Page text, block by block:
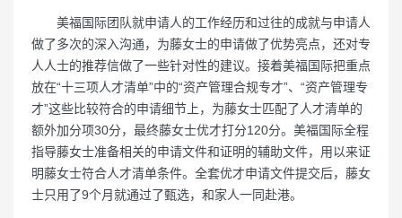
美福国际团队就申请人的工作经历和过往的成就与申请人
做了多次的深入沟通，为藤女士的申请做了优势亮点，还对专
人人士的推荐信做了一些针对性的建议。接着美福国际把重点
放在“十三项人才清单”中的“资产管理合规专才”、“资产管理专
才”这些比较符合的申请细节上，为藤女士匹配了人才清单的
额外加分项30分，最终藤女士优才打分120分。美福国际全程
指导藤女士准备相关的申请文件和证明的辅助文件，用以来证
明藤女士符合人才清单条件。全套优才申请文件提交后，藤女
士只用了9个月就通过了甄选，和家人一同赴港。